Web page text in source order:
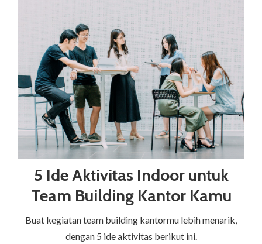
5 Ide Aktivitas Indoor untuk
Team Building Kantor Kamu
Buat kegiatan team building kantormu lebih menarik,
dengan 5 ide aktivitas berikut ini.